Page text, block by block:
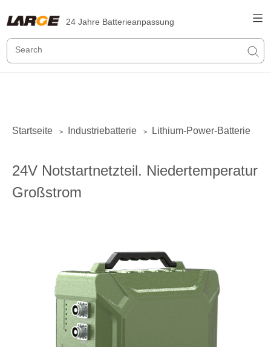
24 Jahre Batterieanpassung
Startseite > Industriebatterie > Lithium-Power-Batterie
24V Notstartnetzteil. Niedertemperatur
Großstrom